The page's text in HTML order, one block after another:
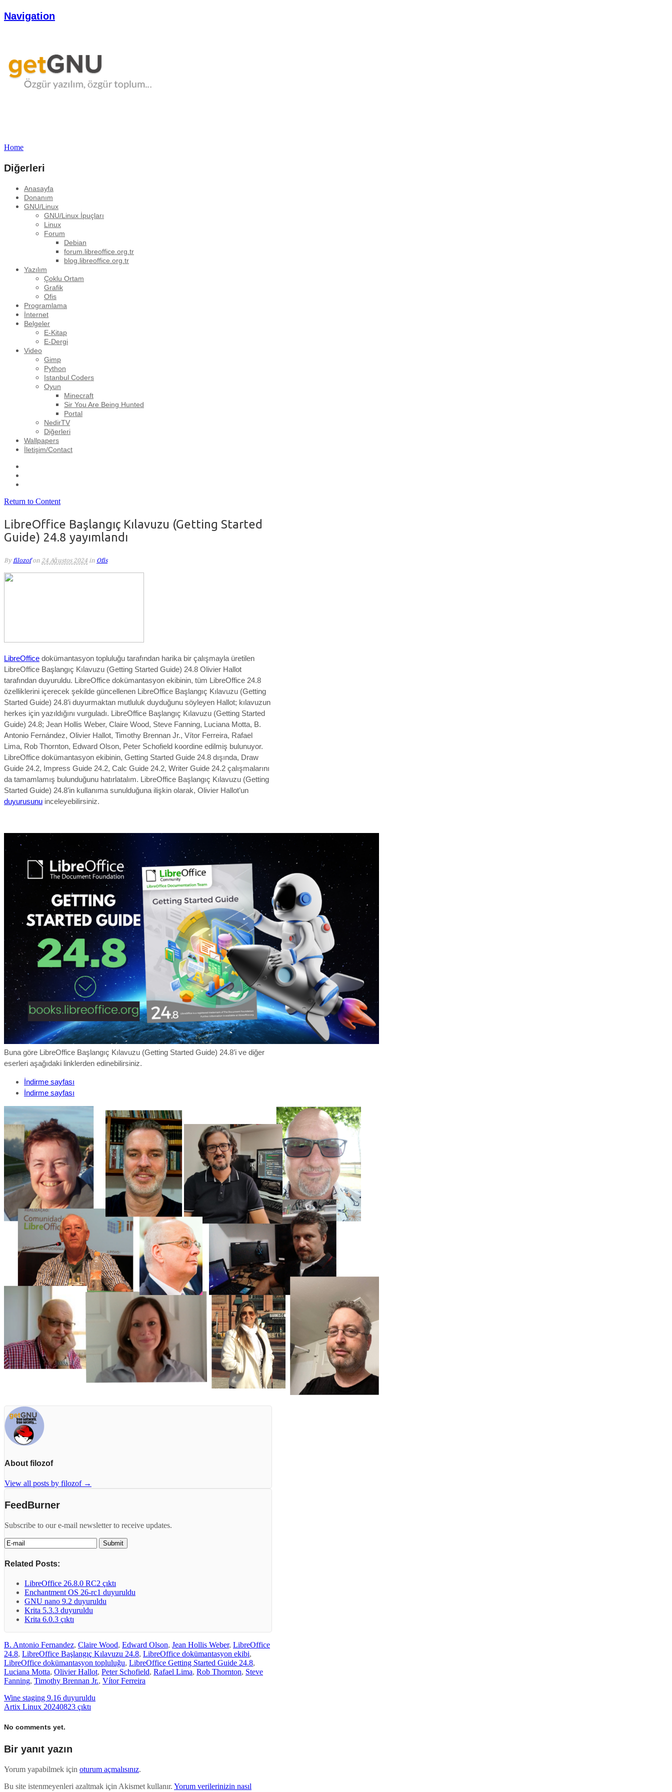
Navigation
Home
Diğerleri
Anasayfa
Donanım
GNU/Linux
GNU/Linux İpuçları
Linux
Forum
Debian
forum.libreoffice.org.tr
blog.libreoffice.org.tr
Yazılım
Çoklu Ortam
Grafik
Ofis
Programlama
İnternet
Belgeler
E-Kitap
E-Dergi
Video
Gimp
Python
Istanbul Coders
Oyun
Minecraft
Sir You Are Being Hunted
Portal
NedirTV
Diğerleri
Wallpapers
İletişim/Contact
Return to Content
LibreOffice Başlangıç Kılavuzu (Getting Started
Guide) 24.8 yayımlandı
By filozof on 24 Ağustos 2024 in Ofis
LibreOffice dokümantasyon topluluğu tarafından harika bir çalışmayla üretilen
LibreOffice Başlangıç Kılavuzu (Getting Started Guide) 24.8 Olivier Hallot
tarafından duyuruldu. LibreOffice dokümantasyon ekibinin, tüm LibreOffice 24.8
özelliklerini içerecek şekilde güncellenen LibreOffice Başlangıç Kılavuzu (Getting
Started Guide) 24.8’i duyurmaktan mutluluk duyduğunu söyleyen Hallot; kılavuzun
herkes için yazıldığını vurguladı. LibreOffice Başlangıç Kılavuzu (Getting Started
Guide) 24.8; Jean Hollis Weber, Claire Wood, Steve Fanning, Luciana Motta, B.
Antonio Fernández, Olivier Hallot, Timothy Brennan Jr., Vítor Ferreira, Rafael
Lima, Rob Thornton, Edward Olson, Peter Schofield koordine edilmiş bulunuyor.
LibreOffice dokümantasyon ekibinin, Getting Started Guide 24.8 dışında, Draw
Guide 24.2, Impress Guide 24.2, Calc Guide 24.2, Writer Guide 24.2 çalışmalarını
da tamamlamış bulunduğunu hatırlatalım. LibreOffice Başlangıç Kılavuzu (Getting
Started Guide) 24.8’in kullanıma sunulduğuna ilişkin olarak, Olivier Hallot’un
duyurusunu inceleyebilirsiniz.
Buna göre LibreOffice Başlangıç Kılavuzu (Getting Started Guide) 24.8’i ve diğer
eserleri aşağıdaki linklerden edinebilirsiniz.
İndirme sayfası
İndirme sayfası
About filozof
View all posts by filozof →
FeedBurner
Subscribe to our e-mail newsletter to receive updates.
Related Posts:
LibreOffice 26.8.0 RC2 çıktı
Enchantment OS 26-rc1 duyuruldu
GNU nano 9.2 duyuruldu
Krita 5.3.3 duyuruldu
Krita 6.0.3 çıktı
B. Antonio Fernandez, Claire Wood, Edward Olson, Jean Hollis Weber, LibreOffice
24.8, LibreOffice Başlangıç Kılavuzu 24.8, LibreOffice dokümantasyon ekibi,
LibreOffice dokümantasyon topluluğu, LibreOffice Getting Started Guide 24.8,
Luciana Motta, Olivier Hallot, Peter Schofield, Rafael Lima, Rob Thornton, Steve
Fanning, Timothy Brennan Jr., Vítor Ferreira
Wine staging 9.16 duyuruldu
Artix Linux 20240823 çıktı
No comments yet.
Bir yanıt yazın
Yorum yapabilmek için oturum açmalısınız.
Bu site istenmeyenleri azaltmak için Akismet kullanır. Yorum verilerinizin nasıl